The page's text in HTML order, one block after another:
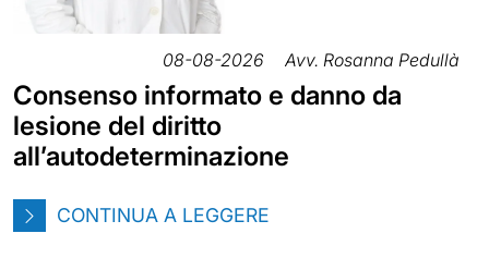
08-08-2026 Avv. Rosanna Pedullà
Consenso informato e danno da
lesione del diritto
all’autodeterminazione
CONTINUA A LEGGERE